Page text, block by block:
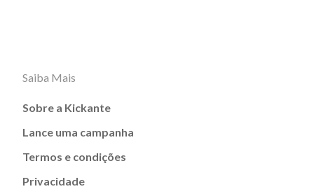
Saiba Mais
Sobre a Kickante
Lance uma campanha
Termos e condições
Privacidade